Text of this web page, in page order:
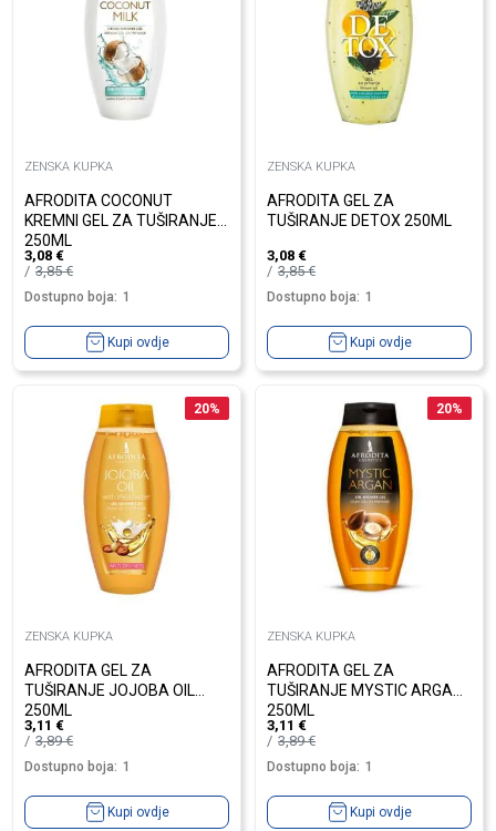
ZENSKA KUPKA
AFRODITA COCONUT
KREMNI GEL ZA TUŠIRANJE
250ML
3,08 €
3,85€
Dostupno boja: 1
Kupi ovdje
ZENSKA KUPKA
AFRODITA GEL ZA
TUŠIRANJE DETOX 250ML
3,08 €
3,85€
Dostupno boja: 1
Kupi ovdje
20%
ZENSKA KUPKA
AFRODITA GEL ZA
TUŠIRANJE JOJOBA OIL
250ML
3,11 €
3,89€
Dostupno boja: 1
Kupi ovdje
20%
ZENSKA KUPKA
AFRODITA GEL ZA
TUŠIRANJE MYSTIC ARGAN
250ML
3,11 €
3,89€
Dostupno boja: 1
Kupi ovdje